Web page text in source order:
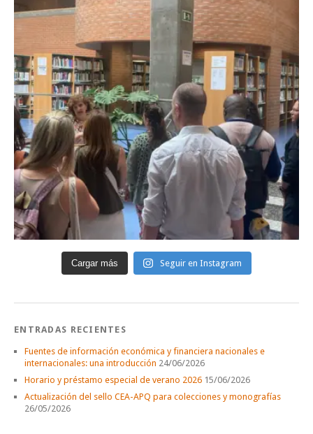
Cargar más Seguir en Instagram
ENTRADAS RECIENTES
Fuentes de información económica y financiera nacionales e
internacionales: una introducción 24/06/2026
Horario y préstamo especial de verano 2026 15/06/2026
Actualización del sello CEA-APQ para colecciones y monografías
26/05/2026